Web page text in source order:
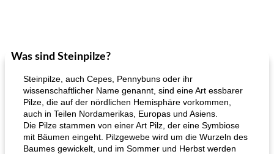
Was sind Steinpilze?
Steinpilze, auch Cepes, Pennybuns oder ihr
wissenschaftlicher Name genannt, sind eine Art essbarer
Pilze, die auf der nördlichen Hemisphäre vorkommen,
auch in Teilen Nordamerikas, Europas und Asiens.
Die Pilze stammen von einer Art Pilz, der eine Symbiose
mit Bäumen eingeht. Pilzgewebe wird um die Wurzeln des
Baumes gewickelt, und im Sommer und Herbst werden